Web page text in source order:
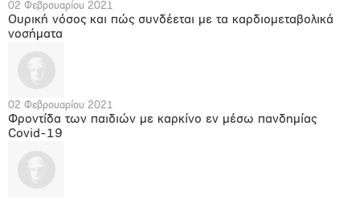
02 Φεβρουαρίου 2021
Ουρική νόσος και πώς συνδέεται με τα καρδιομεταβολικά
νοσήματα
02 Φεβρουαρίου 2021
Φροντίδα των παιδιών με καρκίνο εν μέσω πανδημίας
Covid-19